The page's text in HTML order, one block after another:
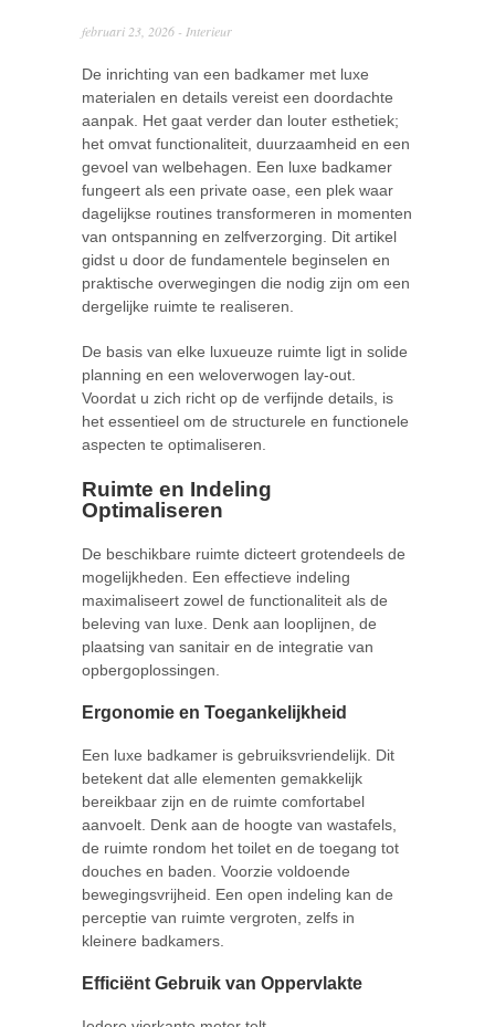
februari 23, 2026 - Interieur
De inrichting van een badkamer met luxe
materialen en details vereist een doordachte
aanpak. Het gaat verder dan louter esthetiek;
het omvat functionaliteit, duurzaamheid en een
gevoel van welbehagen. Een luxe badkamer
fungeert als een private oase, een plek waar
dagelijkse routines transformeren in momenten
van ontspanning en zelfverzorging. Dit artikel
gidst u door de fundamentele beginselen en
praktische overwegingen die nodig zijn om een
dergelijke ruimte te realiseren.
De basis van elke luxueuze ruimte ligt in solide
planning en een weloverwogen lay-out.
Voordat u zich richt op de verfijnde details, is
het essentieel om de structurele en functionele
aspecten te optimaliseren.
Ruimte en Indeling
Optimaliseren
De beschikbare ruimte dicteert grotendeels de
mogelijkheden. Een effectieve indeling
maximaliseert zowel de functionaliteit als de
beleving van luxe. Denk aan looplijnen, de
plaatsing van sanitair en de integratie van
opbergoplossingen.
Ergonomie en Toegankelijkheid
Een luxe badkamer is gebruiksvriendelijk. Dit
betekent dat alle elementen gemakkelijk
bereikbaar zijn en de ruimte comfortabel
aanvoelt. Denk aan de hoogte van wastafels,
de ruimte rondom het toilet en de toegang tot
douches en baden. Voorzie voldoende
bewegingsvrijheid. Een open indeling kan de
perceptie van ruimte vergroten, zelfs in
kleinere badkamers.
Efficiënt Gebruik van Oppervlakte